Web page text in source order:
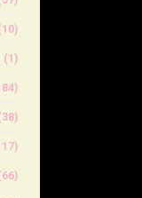
(1)